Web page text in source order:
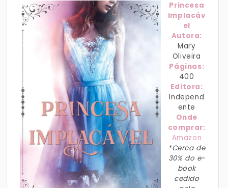
Princesa
Implacáv
el
Autora:
Mary
Oliveira
Páginas:
400
Editora:
Independ
ente
Onde
comprar:
Amazon
*Cerca de
30% do e-
book
cedido